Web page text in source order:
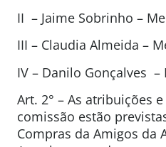
II – Jaime Sobrinho –
III – Claudia Almeida –
IV – Danilo Gonçalves –
Art. 2° – As atribuições
comissão estão
Compras da Amigos da